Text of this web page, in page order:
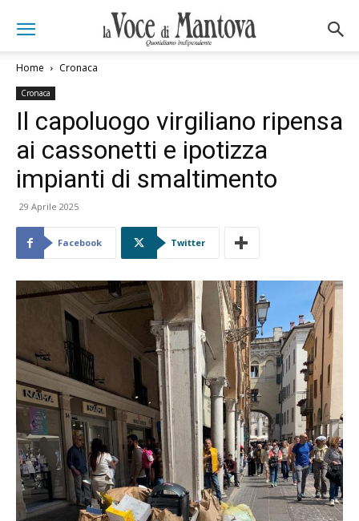
Home Cronaca
Cronaca
Il capoluogo virgiliano ripensa
ai cassonetti e ipotizza
impianti di smaltimento
29 Aprile 2025
Facebook Twitter